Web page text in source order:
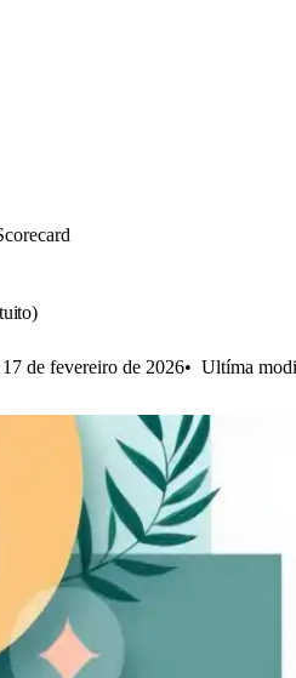
de fevereiro de 2026 Ultíma